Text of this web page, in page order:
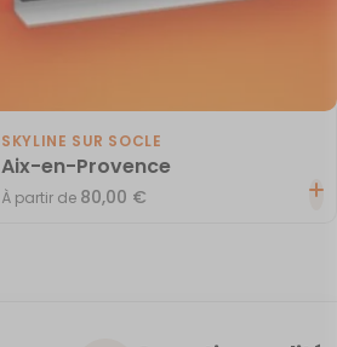
SKYLINE SUR SOCLE
Aix-en-Provence
À partir de 80,00 €